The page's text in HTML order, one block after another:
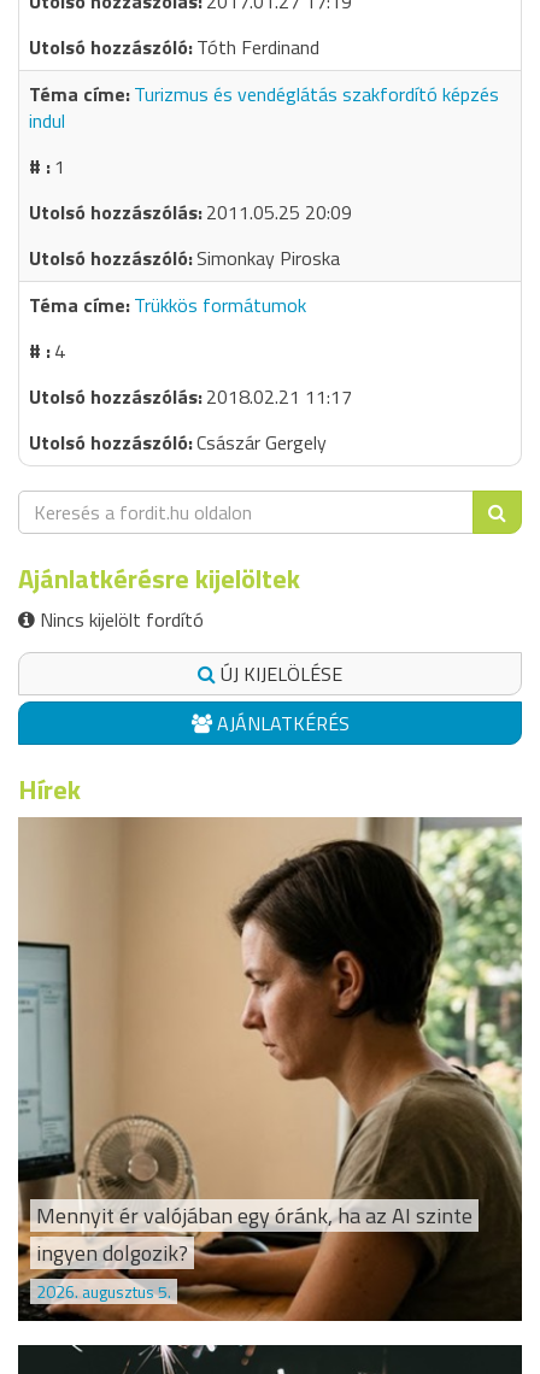
Tóth Ferdinand
Turizmus és vendéglátás szakfordító képzés
indul
1
2011.05.25 20:09
Simonkay Piroska
Trükkös formátumok
4
2018.02.21 11:17
Császár Gergely
Ajánlatkérésre kijelöltek
Nincs kijelölt fordító
ÚJ KIJELÖLÉSE
AJÁNLATKÉRÉS
Hírek
Mennyit ér valójában egy óránk, ha az AI szinte
ingyen dolgozik?
2026. augusztus 5.